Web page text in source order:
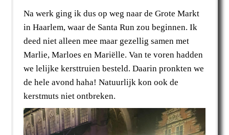
Na werk ging ik dus op weg naar de Grote Markt
in Haarlem, waar de Santa Run zou beginnen. Ik
deed niet alleen mee maar gezellig samen met
Marlie, Marloes en Mariëlle. Van te voren hadden
we lelijke kersttruien besteld. Daarin pronkten we
de hele avond haha! Natuurlijk kon ook de
kerstmuts niet ontbreken.